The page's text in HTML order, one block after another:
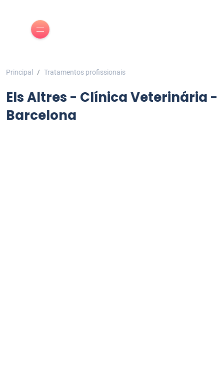
Principal Tratamentos profissionais
Els Altres - Clínica Veterinária -
Barcelona